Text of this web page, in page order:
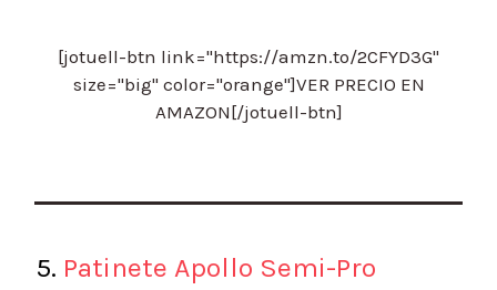
[jotuell-btn link="https://amzn.to/2CFYD3G"
size="big" color="orange"]VER PRECIO EN
AMAZON[/jotuell-btn]
5. Patinete Apollo Semi-Pro